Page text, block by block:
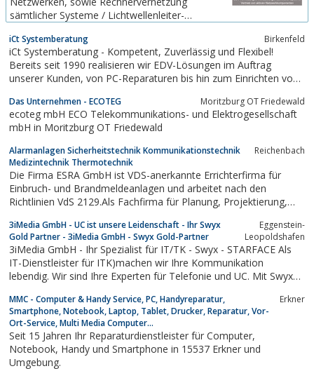
Kabeltraganlagen etc. Mit der...
sämtlicher Systeme / Lichtwellenleiter-
Wartung / 24h -Service / Elektroinstallation /
Alarm- und Brandmeldeanlagen /
Kommunikationsanlagen
iCt Systemberatung Birkenfeld
iCt Systemberatung - Kompetent, Zuverlässig und Flexibel!
Bereits seit 1990 realisieren wir EDV-Lösungen im Auftrag
unserer Kunden, von PC-Reparaturen bis hin zum Einrichten von
Das Unternehmen - ECOTEG Moritzburg OT Friedewald
ecoteg mbH ECO Telekommunikations- und Elektrogesellschaft
mbH in Moritzburg OT Friedewald
Alarmanlagen Sicherheitstechnik Kommunikationstechnik
Medizintechnik Thermotechnik
Reichenbach
Die Firma ESRA GmbH ist VDS-anerkannte Errichterfirma für
Einbruch- und Brandmeldeanlagen und arbeitet nach den
Richtlinien VdS 2129.Als Fachfirma für Planung, Projektierung,
Instandhaltung von Brandmeldeanlagen ist sie nach DIN 14675
zertifiziert.Das...
3iMedia GmbH - UC ist unsere Leidenschaft - Ihr Swyx
Gold Partner - 3iMedia GmbH - Swyx Gold-Partner
Eggenstein-
Leopoldshafen
3iMedia GmbH - Ihr Spezialist für IT/TK - Swyx - STARFACE Als
IT-Dienstleister für ITK)machen wir Ihre Kommunikation
lebendig. Wir sind Ihre Experten für Telefonie und UC. Mit Swyx
gesichert.
MMC - Computer & Handy Service, PC, Handyreparatur,
Smartphone, Notebook, Laptop, Tablet, Drucker, Reparatur, Vor-
Ort-Service, Multi Media Computer...
Erkner
Seit 15 Jahren Ihr Reparaturdienstleister für Computer,
Notebook, Handy und Smartphone in 15537 Erkner und
Umgebung.